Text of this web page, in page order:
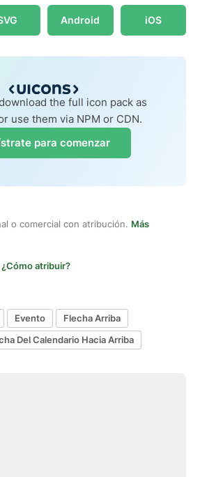
Android iOS
the full icon pack as
use them via NPM or CDN.
para comenzar
o comercial con atribución. Más
¿Cómo atribuir?
Evento
Flecha Arriba
Del Calendario Hacia Arriba